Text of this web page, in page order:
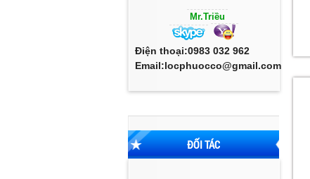
Mr.Triều
Điện thoại:0983 032 962
Email:locphuocco@gmail.com
ĐỐI TÁC